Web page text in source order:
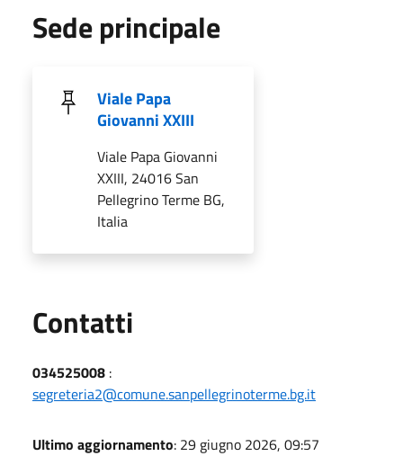
Sede principale
Viale Papa
Giovanni XXIII
Viale Papa Giovanni
XXIII, 24016 San
Pellegrino Terme BG,
Italia
Contatti
034525008 :
segreteria2@comune.sanpellegrinoterme.bg.it
Ultimo aggiornamento: 29 giugno 2026, 09:57